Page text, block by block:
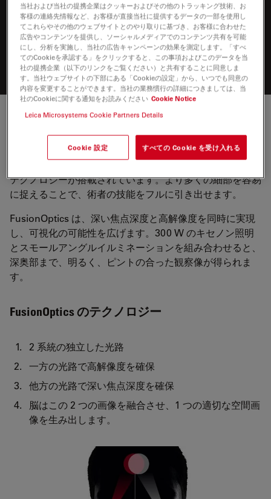
常に患者様に集中して
焦点合わせを行うと、手術が中断されてしまいます。その
テクノロジーが搭載されています。より多くの細部を容易
に捉えることで、術者の技能をフルに引き出せます。
FusionOptics は、深い焦点深度と高解像度を同時に実現
し、可視化の可能性を広げます。300 W のキセノン照明
とスモールアングルイルミネーションを組み合わせると、
深奥部まで、明るく、ピントの合った観察像が得られま
す。
FusionOptics のテクノロジー
2 系統の独立した光路
一方の光路で高解像度を確保
他方の光路で深い焦点深度を確保
脳はこの 2 つの画像を融合させ、1 つの適切な空間画
像を生み出します。
当社および当社の提携企業はクッキーおよびその他のトラッキング技術、お
客様の連絡先情報など、お客様が直接当社に提供するデータの一部を使用し
てこれらやその他のウェブサイトとのやり取りに基づき、お客様に合わせた
広告やコンテンツを提供し、ソーシャルメディアでのコンテンツ共有を可能
にし、分析を実施し、当社の広告キャンペーンの効果を測定します。「すべ
てのCookieを承認する」をクリックすると、この事項およびこのデータを当
社の提携企業（以下のリンクをご覧ください）と共有することに同意しま
す。当社ウェブサイトの下部にある「Cookieの設定」から、いつでも同意の
内容を変更することができます。当社の業務慣行の詳細につきましては、当
社のCookieに関する通知をお読みください Cookie Notice
Leica Microsystems Cookie Partners Details
Cookie 設定 すべての Cookie を受け入れる